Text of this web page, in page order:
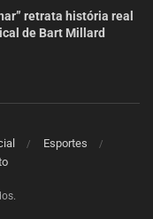
retrata história real
de Bart Millard
Esportes